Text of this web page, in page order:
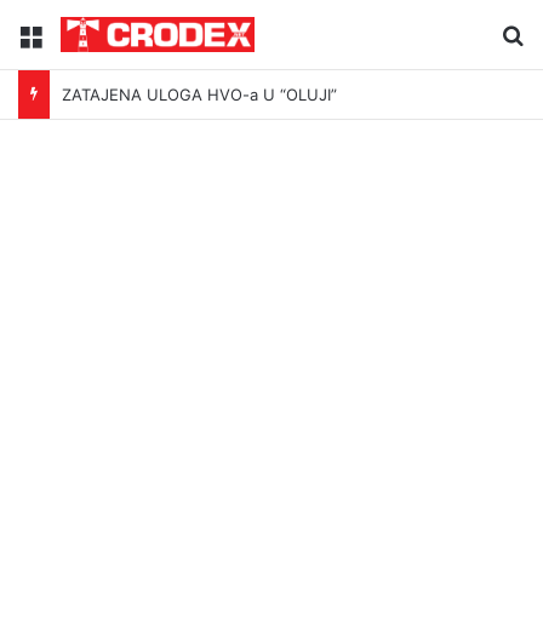
Menu
ZATAJENA ULOGA HVO-a U “OLUJI”